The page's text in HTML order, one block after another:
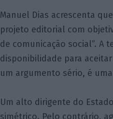
Manuel Dias acrescenta
projeto editorial com
de comunicação social”. A
disponibilidade para
um argumento sério, é
Um alto dirigente do
simétrico. Pelo contrário,